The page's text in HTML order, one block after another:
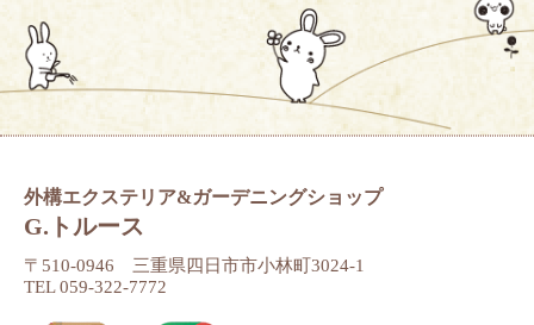
外構エクステリア&ガーデニングショップ
G.トルース
〒510-0946 三重県四日市市小林町3024-1
TEL 059-322-7772